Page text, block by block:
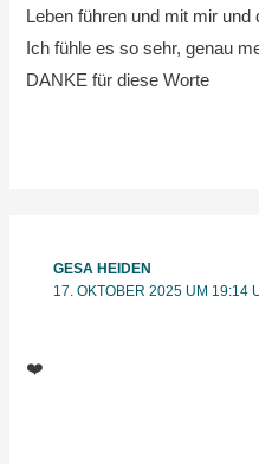
Leben führen und mit mir und
Ich fühle es so sehr, genau
DANKE für diese Worte
GESA HEIDEN
17. OKTOBER 2025 UM 19:14
❤️